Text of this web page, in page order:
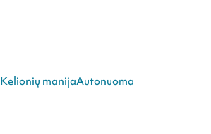
Kelionių manijaAutonuoma